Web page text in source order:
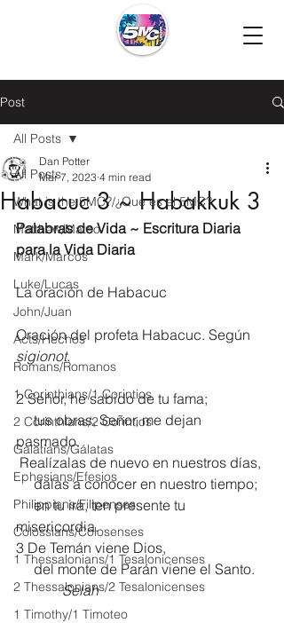
Post
All Posts
What is the 5MC?/¿Que es el 5MC?
Matthew/Mateo
Mark/Marcos
Luke/Lucas
John/Juan
Acts/Hechos
Romans/Romanos
1 Corinthians/1 Corintios
2 Corinthians/2 Corintios
Galatians/Gálatas
Ephesians/Efesios
Philippians/Filipenses
Colossians/Colosenses
1 Thessalonians/1 Tesalonicenses
2 Thessalonians/2 Tesalonicenses
1 Timothy/1 Timoteo
All Posts
Habacuc 3 ~ Habakkuk 3
Dan Potter
Mar 7, 2023 4 min read
Palabras de Vida ~ Escritura Diaria
para la Vida Diaria
La oración de Habacuc
Oración del profeta Habacuc. Según
sigionot.
2 Señor, he sabido de tu fama;
     tus obras, Señor, me dejan
pasmado.
Realízalas de nuevo en nuestros días,
     dalas a conocer en nuestro tiempo;
     en tu ira, ten presente tu
misericordia.
3 De Temán viene Dios,
     del monte de Parán viene el Santo.
Selah